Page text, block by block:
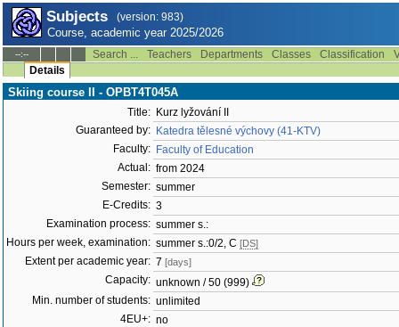
Subjects (version: 983)
Course, academic year 2025/2026
--:-- Search ... Teachers Departments Classes Classification
Details
Skiing course II - OPBT4T045A
Title: Kurz lyžování II
Guaranteed by: Katedra tělesné výchovy (41-KTV)
Faculty: Faculty of Education
Actual: from 2024
Semester: summer
E-Credits: 3
Examination process: summer s.:
Hours per week, examination: summer s.:0/2, C [DS]
Extent per academic year: 7 [days]
Capacity: unknown / 50 (999)
Min. number of students: unlimited
4EU+: no